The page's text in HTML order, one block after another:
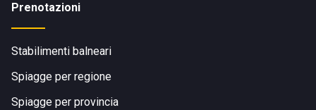
Prenotazioni
Stabilimenti balneari
Spiagge per regione
Spiagge per provincia